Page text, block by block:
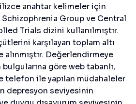
anahtar kelimeler için
Group ve Central
Trials dizini kullanılmıştır.
karşılayan toplam altı
Değerlendirmeye
bulgularına göre web tabanlı,
telefon ile yapılan müdahaleler
depresyon seviyesinin